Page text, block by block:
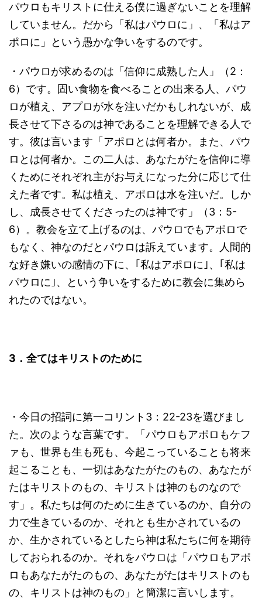
パウロもキリストに仕える僕に過ぎないことを理解
していません。だから「私はパウロに」、「私はア
ポロに」という愚かな争いをするのです。
・パウロが求めるのは「信仰に成熟した人」（2：
6）です。固い食物を食べることの出来る人、パウ
ロが植え、アプロが水を注いだかもしれないが、成
長させて下さるのは神であることを理解できる人で
す。彼は言います「アポロとは何者か。また、パウ
ロとは何者か。この二人は、あなたがたを信仰に導
くためにそれぞれ主がお与えになった分に応じて仕
えた者です。私は植え、アポロは水を注いだ。しか
し、成長させてくださったのは神です」（3：5-
6）。教会を立て上げるのは、パウロでもアポロで
もなく、神なのだとパウロは訴えています。人間的
な好き嫌いの感情の下に、｢私はアポロに｣、｢私は
パウロに｣、という争いをするために教会に集めら
れたのではない。
3 ．全てはキリストのために
・今日の招詞に第一コリント3：22-23を選びまし
た。次のような言葉です。「パウロもアポロもケフ
ァも、世界も生も死も、今起こっていることも将来
起こることも、一切はあなたがたのもの、あなたが
たはキリストのもの、キリストは神のものなので
す」。私たちは何のために生きているのか、自分の
力で生きているのか、それとも生かされているの
か、生かされているとしたら神は私たちに何を期待
しておられるのか。それをパウロは「パウロもアポ
ロもあなたがたのもの、あなたがたはキリストのも
の、キリストは神のもの」と簡潔に言いします。